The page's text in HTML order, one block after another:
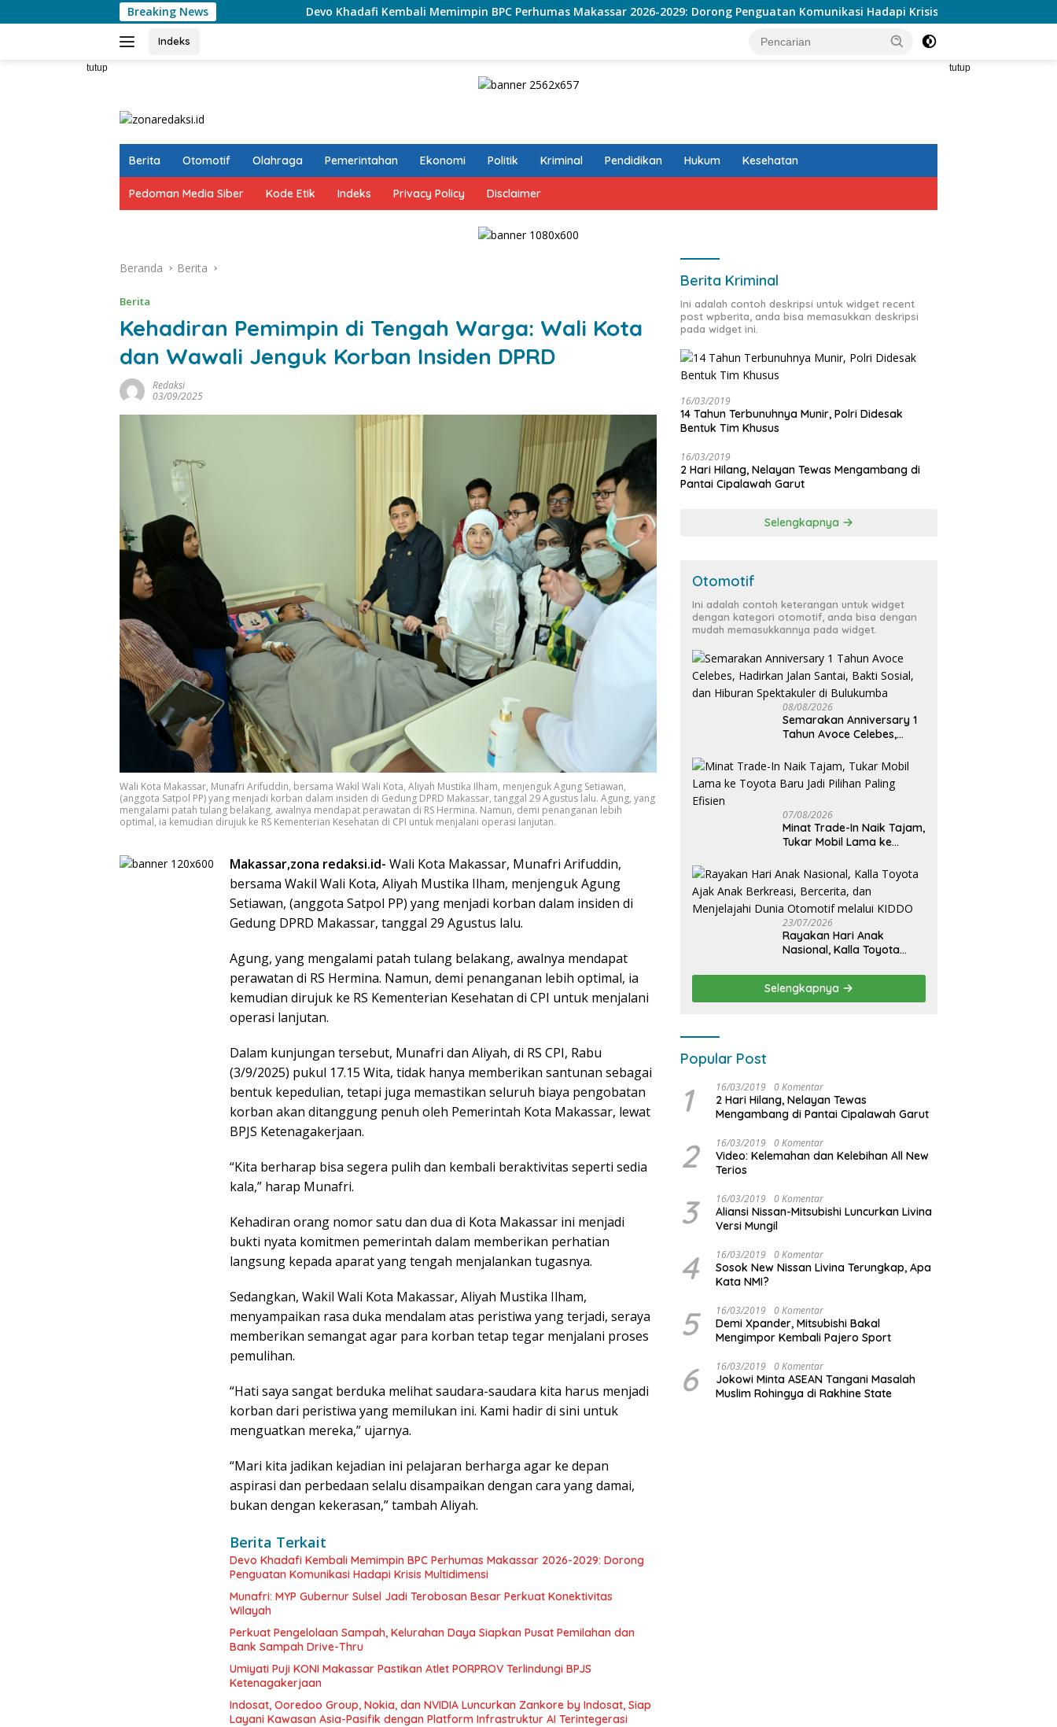
ke
Breaking News Devo Khadafi Kembali Memimpin BPC Perhumas Makassar 2026-2029: Dorong Penguatan Komunikasi Hadapi Krisis Multidimensi
Indeks
tutup tutup
Berita Otomotif Olahraga Pemerintahan Ekonomi Politik Kriminal Pendidikan Hukum Kesehatan
Pedoman Media Siber Kode Etik Indeks Privacy Policy Disclaimer
Beranda Berita
Berita
Kehadiran Pemimpin di Tengah Warga: Wali Kota
dan Wawali Jenguk Korban Insiden DPRD
Redaksi
03/09/2025
Wali Kota Makassar, Munafri Arifuddin, bersama Wakil Wali Kota, Aliyah Mustika Ilham, menjenguk Agung Setiawan,
(anggota Satpol PP) yang menjadi korban dalam insiden di Gedung DPRD Makassar, tanggal 29 Agustus lalu. Agung, yang
mengalami patah tulang belakang, awalnya mendapat perawatan di RS Hermina. Namun, demi penanganan lebih
optimal, ia kemudian dirujuk ke RS Kementerian Kesehatan di CPI untuk menjalani operasi lanjutan.
Makassar,zona redaksi.id- Wali Kota Makassar, Munafri Arifuddin,
bersama Wakil Wali Kota, Aliyah Mustika Ilham, menjenguk Agung
Setiawan, (anggota Satpol PP) yang menjadi korban dalam insiden di
Gedung DPRD Makassar, tanggal 29 Agustus lalu.
Agung, yang mengalami patah tulang belakang, awalnya mendapat
perawatan di RS Hermina. Namun, demi penanganan lebih optimal, ia
kemudian dirujuk ke RS Kementerian Kesehatan di CPI untuk menjalani
operasi lanjutan.
Dalam kunjungan tersebut, Munafri dan Aliyah, di RS CPI, Rabu
(3/9/2025) pukul 17.15 Wita, tidak hanya memberikan santunan sebagai
bentuk kepedulian, tetapi juga memastikan seluruh biaya pengobatan
korban akan ditanggung penuh oleh Pemerintah Kota Makassar, lewat
BPJS Ketenagakerjaan.
“Kita berharap bisa segera pulih dan kembali beraktivitas seperti sedia
kala,” harap Munafri.
Kehadiran orang nomor satu dan dua di Kota Makassar ini menjadi
bukti nyata komitmen pemerintah dalam memberikan perhatian
langsung kepada aparat yang tengah menjalankan tugasnya.
Sedangkan, Wakil Wali Kota Makassar, Aliyah Mustika Ilham,
menyampaikan rasa duka mendalam atas peristiwa yang terjadi, seraya
memberikan semangat agar para korban tetap tegar menjalani proses
pemulihan.
“Hati saya sangat berduka melihat saudara-saudara kita harus menjadi
korban dari peristiwa yang memilukan ini. Kami hadir di sini untuk
menguatkan mereka,” ujarnya.
“Mari kita jadikan kejadian ini pelajaran berharga agar ke depan
aspirasi dan perbedaan selalu disampaikan dengan cara yang damai,
bukan dengan kekerasan,” tambah Aliyah.
Berita Terkait
Devo Khadafi Kembali Memimpin BPC Perhumas Makassar 2026-2029: Dorong
Penguatan Komunikasi Hadapi Krisis Multidimensi
Munafri: MYP Gubernur Sulsel Jadi Terobosan Besar Perkuat Konektivitas
Wilayah
Perkuat Pengelolaan Sampah, Kelurahan Daya Siapkan Pusat Pemilahan dan
Bank Sampah Drive-Thru
Umiyati Puji KONI Makassar Pastikan Atlet PORPROV Terlindungi BPJS
Ketenagakerjaan
Indosat, Ooredoo Group, Nokia, dan NVIDIA Luncurkan Zankore by Indosat, Siap
Layani Kawasan Asia-Pasifik dengan Platform Infrastruktur AI Terintegerasi
Berita Kriminal
Ini adalah contoh deskripsi untuk widget recent
post wpberita, anda bisa memasukkan deskripsi
pada widget ini.
16/03/2019
14 Tahun Terbunuhnya Munir, Polri Didesak
Bentuk Tim Khusus
16/03/2019
2 Hari Hilang, Nelayan Tewas Mengambang di
Pantai Cipalawah Garut
Selengkapnya
Otomotif
Ini adalah contoh keterangan untuk widget
dengan kategori otomotif, anda bisa dengan
mudah memasukkannya pada widget.
08/08/2026
Semarakan Anniversary 1
Tahun Avoce Celebes,
Bakti Sosial, dan Hiburan
Spektakuler di Bulukumba
07/08/2026
Minat Trade-In Naik Tajam,
Tukar Mobil Lama ke
Paling Efisien
23/07/2026
Rayakan Hari Anak
Nasional, Kalla Toyota
Bercerita, dan Menjelajahi
Dunia Otomotif melalui
KIDDO
Selengkapnya
Popular Post
1 16/03/2019 0 Komentar
2 Hari Hilang, Nelayan Tewas
Mengambang di Pantai Cipalawah Garut
2 16/03/2019 0 Komentar
Video: Kelemahan dan Kelebihan All New
Terios
3 16/03/2019 0 Komentar
Aliansi Nissan-Mitsubishi Luncurkan Livina
Versi Mungil
4 16/03/2019 0 Komentar
Sosok New Nissan Livina Terungkap, Apa
Kata NMI?
5 16/03/2019 0 Komentar
Demi Xpander, Mitsubishi Bakal
Mengimpor Kembali Pajero Sport
6 16/03/2019 0 Komentar
Jokowi Minta ASEAN Tangani Masalah
Muslim Rohingya di Rakhine State